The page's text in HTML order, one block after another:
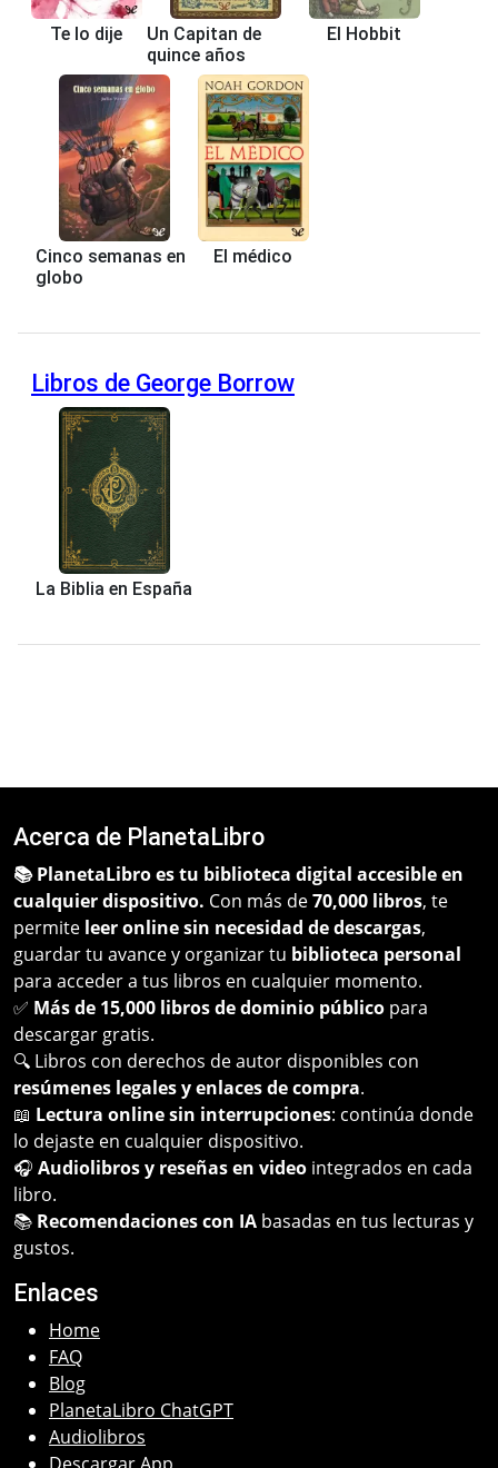
Te lo dije
Un Capitan de
quince años
El Hobbit
Cinco semanas en
globo
El médico
Libros de George Borrow
La Biblia en España
Acerca de PlanetaLibro
📚 PlanetaLibro es tu biblioteca digital accesible en
cualquier dispositivo. Con más de70,000 libros, te
permite leer online sin necesidad de descargas,
guardar tu avance y organizar tu biblioteca personal
para acceder a tus libros en cualquier momento.
✅ Más de 15,000 libros de dominio público para
descargar gratis.
🔍 Libros con derechos de autor disponibles con
resúmenes legales y enlaces de compra.
📖 Lectura online sin interrupciones: continúa donde
lo dejaste en cualquier dispositivo.
🎧 Audiolibros y reseñas en video integrados en cada
libro.
📚 Recomendaciones con IA basadas en tus lecturas y
gustos.
Enlaces
Home
FAQ
Blog
PlanetaLibro ChatGPT
Audiolibros